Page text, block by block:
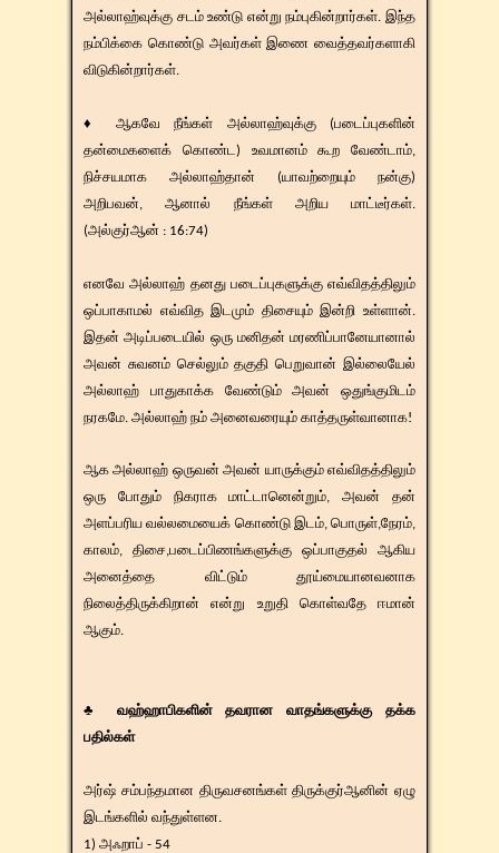
அல்லாஹ்வுக்கு சடம் உண்டு என்று நம்புகின்றார்கள். இந்த
நம்பிக்கை கொண்டு அவர்கள் இணை வைத்தவர்களாகி
விடுகின்றார்கள்.
♦ ஆகவே நீங்கள் அல்லாஹ்வுக்கு (படைப்புகளின்
தன்மைகளைக் கொண்ட) உவமானம் கூற வேண்டாம்,
நிச்சயமாக அல்லாஹ்தான் (யாவற்றையும் நன்கு)
அறிபவன், ஆனால் நீங்கள் அறிய மாட்டீர்கள்.
(அல்குர்ஆன் : 16:74)
எனவே அல்லாஹ் தனது படைப்புகளுக்கு எவ்விதத்திலும்
ஒப்பாகாமல் எவ்வித இடமும் திசையும் இன்றி உள்ளான்.
இதன் அடிப்படையில் ஒரு மனிதன் மரணிப்பானேயானால்
அவன் சுவனம் செல்லும் தகுதி பெறுவான் இல்லையேல்
அல்லாஹ் பாதுகாக்க வேண்டும் அவன் ஒதுங்குமிடம்
நரகமே. அல்லாஹ் நம் அனைவரையும் காத்தருள்வானாக!
​​ஆக அல்லாஹ் ஒருவன் அவன் யாருக்கும் எவ்விதத்திலும்
ஒரு போதும் நிகராக மாட்டானென்றும், அவன் தன்
அளப்பரிய வல்லமையைக் கொண்டு இடம், பொருள்,நேரம்,
காலம், திசை,படைப்பிணங்களுக்கு ஒப்பாகுதல் ஆகிய
அனைத்தை விட்டும் தூய்மையானவனாக
நிலைத்திருக்கிறான் என்று உறுதி கொள்வதே ஈமான்
ஆகும்.
♣ வஹ்ஹாபிகளின் தவரான வாதங்களுக்கு தக்க
பதில்கள்
அர்ஷ் சம்பந்தமான திருவசனங்கள் திருக்குர்ஆனின் ஏழு
இடங்களில் வந்துள்ளன.
1) அஃறாப் - 54